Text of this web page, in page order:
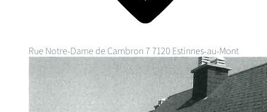
Rue Notre-Dame de Cambron 7 7120 Estinnes-au-Mont